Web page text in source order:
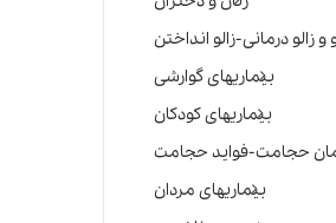
و زالو درمانی-زالو انداختن
بیماریهای گوارشی
بیماریهای کودکان
حجامت-فواید حجامت
بیماریهای مردان